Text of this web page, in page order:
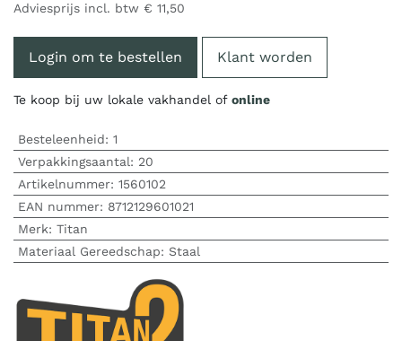
Adviesprijs incl. btw € 11,50
Login om te bestellen Klant worden
Te koop bij uw lokale vakhandel of online
Besteleenheid: 1
Verpakkingsaantal: 20
Artikelnummer: 1560102
EAN nummer: 8712129601021
Merk: Titan
Materiaal Gereedschap: Staal